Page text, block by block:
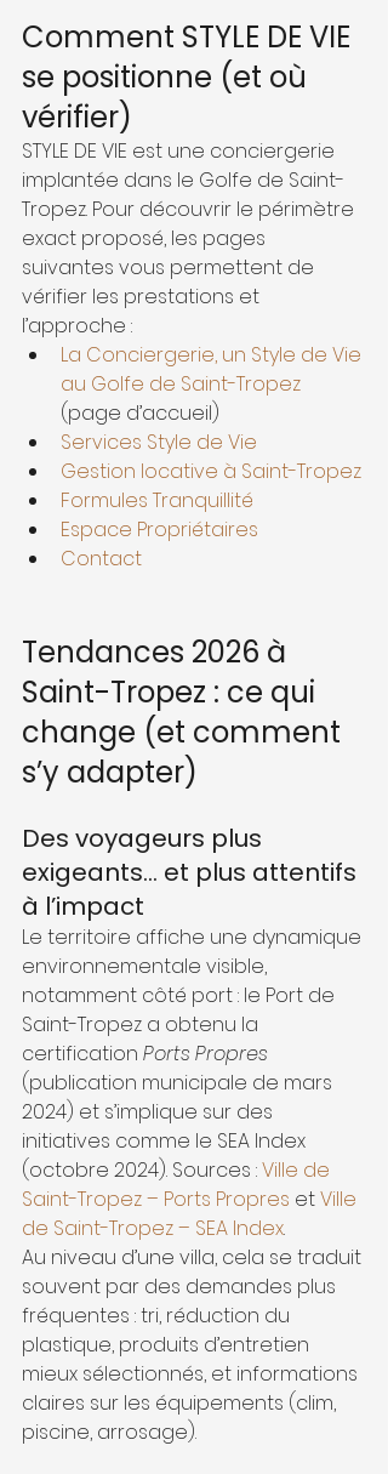
Comment STYLE DE VIE
se positionne (et où
vérifier)
STYLE DE VIE est une conciergerie
implantée dans le Golfe de Saint-
Tropez. Pour découvrir le périmètre
exact proposé, les pages
suivantes vous permettent de
vérifier les prestations et
l’approche :
La Conciergerie, un Style de Vie
au Golfe de Saint-Tropez
(page d’accueil)
Services Style de Vie
Gestion locative à Saint-Tropez
Formules Tranquillité
Espace Propriétaires
Contact
Tendances 2026 à
Saint-Tropez : ce qui
change (et comment
s’y adapter)
Des voyageurs plus
exigeants… et plus attentifs
à l’impact
Le territoire affiche une dynamique
environnementale visible,
notamment côté port : le Port de
Saint-Tropez a obtenu la
certification Ports Propres
(publication municipale de mars
2024) et s’implique sur des
initiatives comme le SEA Index
(octobre 2024). Sources : Ville de
Saint-Tropez – Ports Propres et Ville
de Saint-Tropez – SEA Index.
Au niveau d’une villa, cela se traduit
souvent par des demandes plus
fréquentes : tri, réduction du
plastique, produits d’entretien
mieux sélectionnés, et informations
claires sur les équipements (clim,
piscine, arrosage).